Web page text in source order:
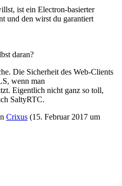
ist ein Electron-basierter
und den wirst du garantiert
daran?
Die Sicherheit des Web-Clients
wenn man
Eigentlich nicht ganz so toll,
SaltyRTC.
Crixus (15. Februar 2017 um